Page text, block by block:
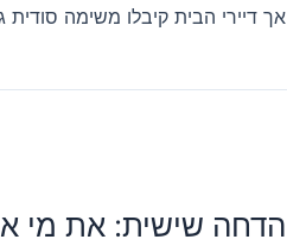
אך דיירי הבית קיבלו משימה
הדחה שישית: את מי